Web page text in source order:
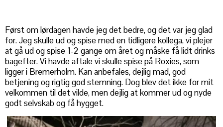
Først om lørdagen havde jeg det bedre, og det var jeg glad
for. Jeg skulle ud og spise med en tidligere kollega, vi plejer
at gå ud og spise 1-2 gange om året og måske få lidt drinks
bagefter. Vi havde aftale vi skulle spise på Roxies, som
ligger i Bremerholm. Kan anbefales, dejlig mad, god
betjening og rigtig god stemning. Dog blev det ikke for mit
velkommen til det vilde, men dejlig at kommer ud og nyde
godt selvskab og få hygget.